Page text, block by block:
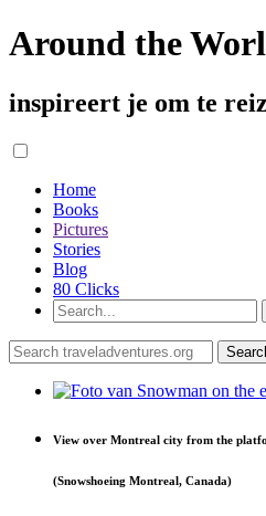
Around the
inspireert je om te
Home
Books
Pictures
Stories
Blog
80 Clicks
View over Montreal city from the
(Snowshoeing Montreal, Canada)